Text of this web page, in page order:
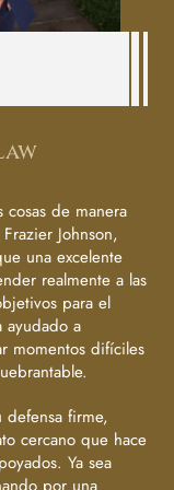
cosas de manera
Johnson,
una excelente
realmente a las
para el
ayudado a
momentos difíciles
defensa firme,
cercano que hace
Ya sea